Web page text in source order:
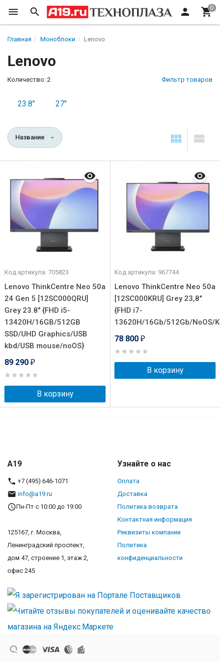
Главная Моноблоки Lenovo
Lenovo
Количество: 2 Фильтр товаров
23.8" 27"
Название
Код артикула: 705823
Lenovo ThinkCentre Neo 50a
24 Gen 5 [12SC000QRU]
Grey 23.8" {FHD i5-
13420H/16GB/512GB
SSD/UHD Graphics/USB
kbd/USB mouse/noOS}
89 290 ₽
В корзину
Код артикула: 967744
Lenovo ThinkCentre Neo 50a
[12SC000KRU] Grey 23,8"
{FHD i7-
13620H/16Gb/512Gb/NoOS/
78 800 ₽
В корзину
A19
+7 (495) 646-1071
info@a19.ru
Пн-Пт с 10:00 до 19:00
125167, г. Москва,
Ленинградский проспект,
дом 47, строение 1, этаж 2,
офис 245
Узнайте о нас
Оплата
Доставка
Политика возврата
Контактная информация
Реквизиты компании
Политика
конфиденциальности